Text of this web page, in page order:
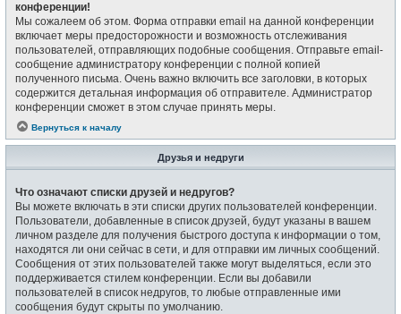
конференции!
Мы сожалеем об этом. Форма отправки email на данной конференции
включает меры предосторожности и возможность отслеживания
пользователей, отправляющих подобные сообщения. Отправьте email-
сообщение администратору конференции с полной копией
полученного письма. Очень важно включить все заголовки, в которых
содержится детальная информация об отправителе. Администратор
конференции сможет в этом случае принять меры.
Вернуться к началу
Друзья и недруги
Что означают списки друзей и недругов?
Вы можете включать в эти списки других пользователей конференции.
Пользователи, добавленные в список друзей, будут указаны в вашем
личном разделе для получения быстрого доступа к информации о том,
находятся ли они сейчас в сети, и для отправки им личных сообщений.
Сообщения от этих пользователей также могут выделяться, если это
поддерживается стилем конференции. Если вы добавили
пользователей в список недругов, то любые отправленные ими
сообщения будут скрыты по умолчанию.